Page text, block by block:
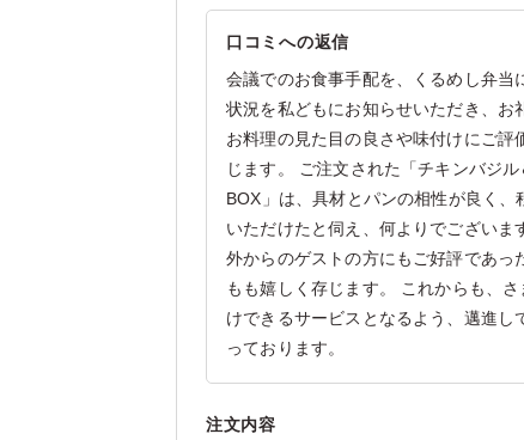
口コミへの返信
会議でのお食事手配を、くるめし弁当
状況を私どもにお知らせいただき、お
お料理の見た目の良さや味付けにご
じます。 ご注文された「チキンバジ
BOX」は、具材とパンの相性が良く
いただけたと伺え、何よりでござい
外からのゲストの方にもご好評であ
もも嬉しく存じます。 これからも、
けできるサービスとなるよう、邁進
っております。
注文内容